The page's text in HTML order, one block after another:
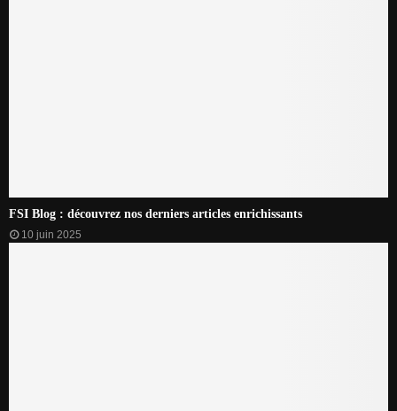
FSI Blog : découvrez nos derniers articles enrichissants
10 juin 2025